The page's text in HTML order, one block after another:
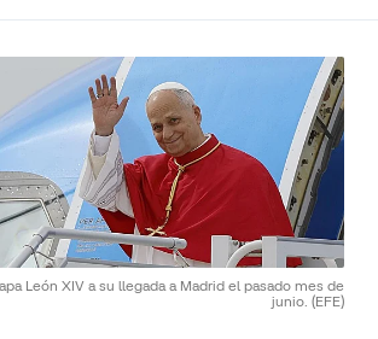
León XIV a su llegada a Madrid el pasado mes de
junio. (EFE)